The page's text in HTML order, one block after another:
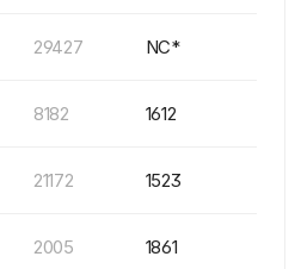
29427 NC*
8182 1612
21172 1523
2005 1861